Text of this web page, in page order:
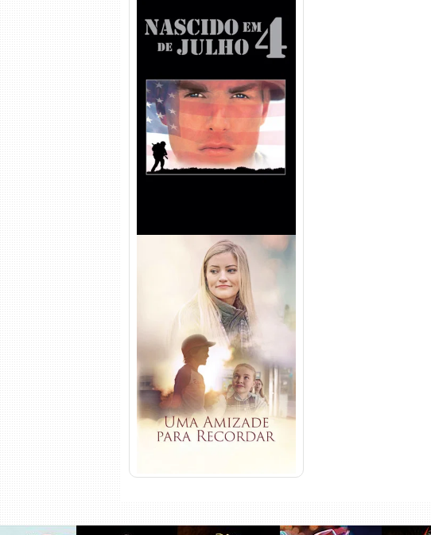
Nascido em 4 de Julho
Torrent (1989) WEB-DL 1080p
Dual Áudio
Uma Amizade para Recordar
Torrent (2025) WEB-DL 1080p
Dual Áudio